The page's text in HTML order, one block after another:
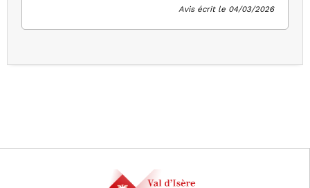
Avis écrit le 04/03/2026